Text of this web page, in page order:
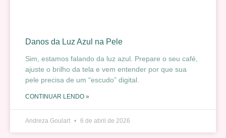
Danos da Luz Azul na Pele
Sim, estamos falando da luz azul. Prepare o seu café,
ajuste o brilho da tela e vem entender por que sua
pele precisa de um “escudo” digital.
CONTINUAR LENDO »
Andreza Goulart 6 de abril de 2026